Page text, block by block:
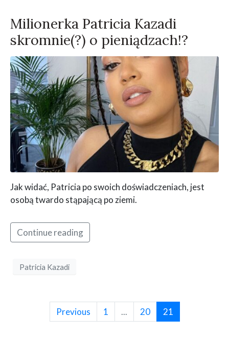
Milionerka Patricia Kazadi
skromnie(?) o pieniądzach!?
Jak widać, Patricia po swoich doświadczeniach, jest
osobą twardo stąpającą po ziemi.
Continue reading
Patricia Kazadi
Previous 1 ... 20 21